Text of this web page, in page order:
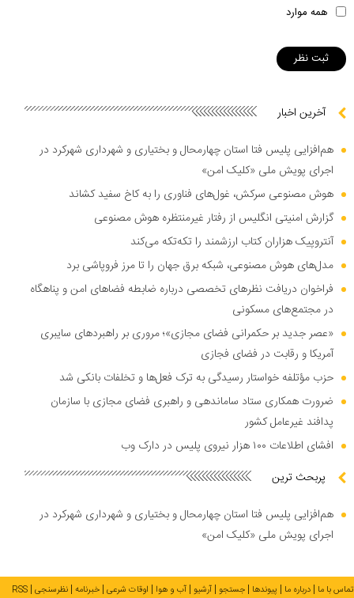
همه موارد
آخرین اخبار
هم‌افزایی پلیس فتا استان چهارمحال و بختیاری و شهرداری شهرکرد در
اجرای پویش ملی «کلیک امن»
هوش مصنوعی سرکش، غول‌های فناوری را به کاخ سفید کشاند
گزارش امنیتی انگلیس از رفتار غیرمنتظره هوش مصنوعی
آنتروپیک هزاران کتاب ارزشمند را تکه‌تکه می‌کند
مدل‌های هوش مصنوعی، شبکه برق جهان را تا مرز فروپاشی برد
فراخوان دریافت نظر‌های تخصصی درباره ضابطه فضا‌های امن و پناهگاه
در مجتمع‌های مسکونی
«عصر جدید بر حکمرانی فضای مجازی»؛ مروری بر راهبرد‌های سایبری
آمریکا و رقابت در فضای فجازی
حزب مؤتلفه خواستار رسیدگی به ترک فعل‌ها و تخلفات بانکی شد
ضرورت همکاری ستاد ساماندهی و راهبری فضای مجازی با سازمان
پدافند غیرعامل کشور
افشای اطلاعات ۱۰۰ هزار نیروی پلیس در دارک وب
پربحث ترین
هم‌افزایی پلیس فتا استان چهارمحال و بختیاری و شهرداری شهرکرد در
اجرای پویش ملی «کلیک امن»
تماس با ما درباره ما پیوندها جستجو آرشیو آب و هوا اوقات شرعی خبرنامه نظرسنجی RSS